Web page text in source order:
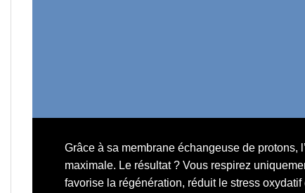
Grâce à sa membrane échangeuse de protons,
maximale. Le résultat ? Vous respirez
favorise la régénération, réduit le stress